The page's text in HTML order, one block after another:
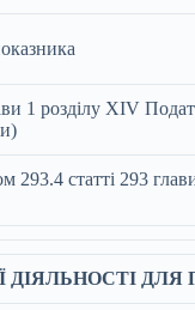
1 розділу XIV
293.4 статті 293
ДІЯЛЬНОСТІ